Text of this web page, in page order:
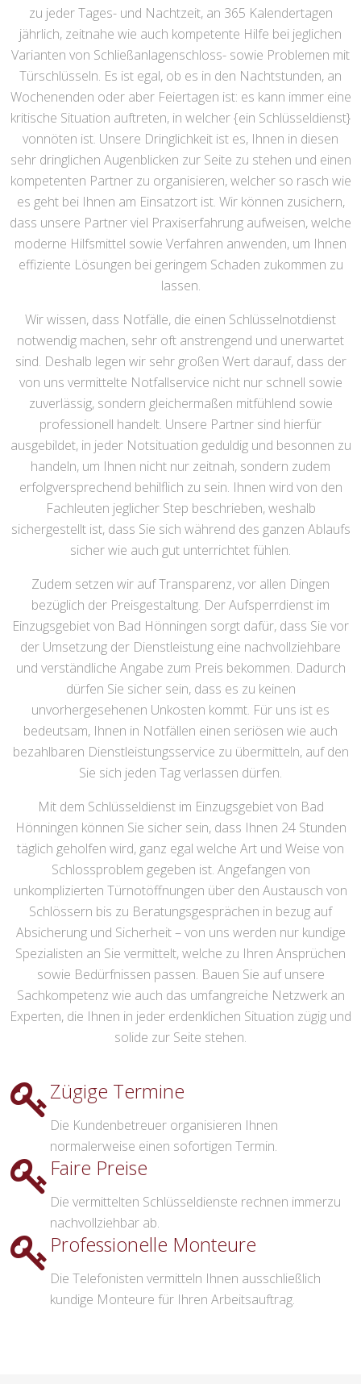
zu jeder Tages- und Nachtzeit, an 365 Kalendertagen
jährlich, zeitnahe wie auch kompetente Hilfe bei jeglichen
Varianten von Schließanlagenschloss- sowie Problemen mit
Türschlüsseln. Es ist egal, ob es in den Nachtstunden, an
Wochenenden oder aber Feiertagen ist: es kann immer eine
kritische Situation auftreten, in welcher {ein Schlüsseldienst}
vonnöten ist. Unsere Dringlichkeit ist es, Ihnen in diesen
sehr dringlichen Augenblicken zur Seite zu stehen und einen
kompetenten Partner zu organisieren, welcher so rasch wie
es geht bei Ihnen am Einsatzort ist. Wir können zusichern,
dass unsere Partner viel Praxiserfahrung aufweisen, welche
moderne Hilfsmittel sowie Verfahren anwenden, um Ihnen
effiziente Lösungen bei geringem Schaden zukommen zu
lassen.
Wir wissen, dass Notfälle, die einen Schlüsselnotdienst
notwendig machen, sehr oft anstrengend und unerwartet
sind. Deshalb legen wir sehr großen Wert darauf, dass der
von uns vermittelte Notfallservice nicht nur schnell sowie
zuverlässig, sondern gleichermaßen mitfühlend sowie
professionell handelt. Unsere Partner sind hierfür
ausgebildet, in jeder Notsituation geduldig und besonnen zu
handeln, um Ihnen nicht nur zeitnah, sondern zudem
erfolgversprechend behilflich zu sein. Ihnen wird von den
Fachleuten jeglicher Step beschrieben, weshalb
sichergestellt ist, dass Sie sich während des ganzen Ablaufs
sicher wie auch gut unterrichtet fühlen.
Zudem setzen wir auf Transparenz, vor allen Dingen
bezüglich der Preisgestaltung. Der Aufsperrdienst im
Einzugsgebiet von Bad Hönningen sorgt dafür, dass Sie vor
der Umsetzung der Dienstleistung eine nachvollziehbare
und verständliche Angabe zum Preis bekommen. Dadurch
dürfen Sie sicher sein, dass es zu keinen
unvorhergesehenen Unkosten kommt. Für uns ist es
bedeutsam, Ihnen in Notfällen einen seriösen wie auch
bezahlbaren Dienstleistungsservice zu übermitteln, auf den
Sie sich jeden Tag verlassen dürfen.
Mit dem Schlüsseldienst im Einzugsgebiet von Bad
Hönningen können Sie sicher sein, dass Ihnen 24 Stunden
täglich geholfen wird, ganz egal welche Art und Weise von
Schlossproblem gegeben ist. Angefangen von
unkomplizierten Türnotöffnungen über den Austausch von
Schlössern bis zu Beratungsgesprächen in bezug auf
Absicherung und Sicherheit – von uns werden nur kundige
Spezialisten an Sie vermittelt, welche zu Ihren Ansprüchen
sowie Bedürfnissen passen. Bauen Sie auf unsere
Sachkompetenz wie auch das umfangreiche Netzwerk an
Experten, die Ihnen in jeder erdenklichen Situation zügig und
solide zur Seite stehen.
Zügige Termine
Die Kundenbetreuer organisieren Ihnen
normalerweise einen sofortigen Termin.
Faire Preise
Die vermittelten Schlüsseldienste rechnen immerzu
nachvollziehbar ab.
Professionelle Monteure
Die Telefonisten vermitteln Ihnen ausschließlich
kundige Monteure für Ihren Arbeitsauftrag.